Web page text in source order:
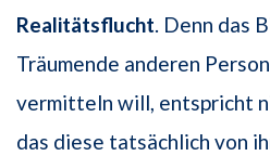
Realitätsflucht. Denn das
Träumende anderen
vermitteln will, entspricht
das diese tatsächlich von